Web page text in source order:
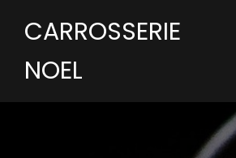
CARROSSERIE
NOEL